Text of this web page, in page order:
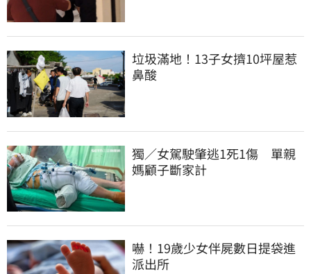
垃圾滿地！13子女擠10坪屋惹
鼻酸
獨／女駕駛肇逃1死1傷　單親
媽顧子斷家計
嚇！19歲少女伴屍數日提袋進
派出所